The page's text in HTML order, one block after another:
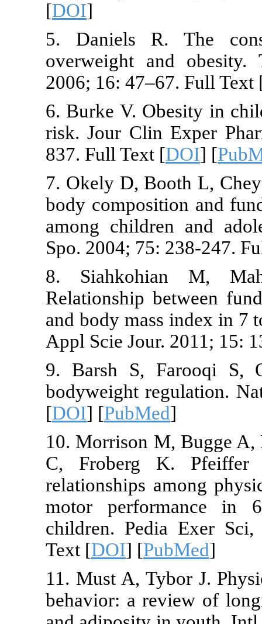
5. Daniels
overweight
2006; 16:
6. Burke V.
risk. Jour
837. Full Text
7. Okely D,
body
among
Spo. 2004;
8.
Relationship
and body
Appl Scie
9. Barsh S,
bodyweight
[DOI
10. Morrison
C,
motor
children.
Text [DOI
11. Must A,
behavior: a